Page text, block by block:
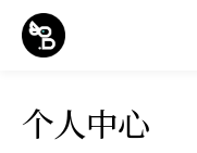
个人中心